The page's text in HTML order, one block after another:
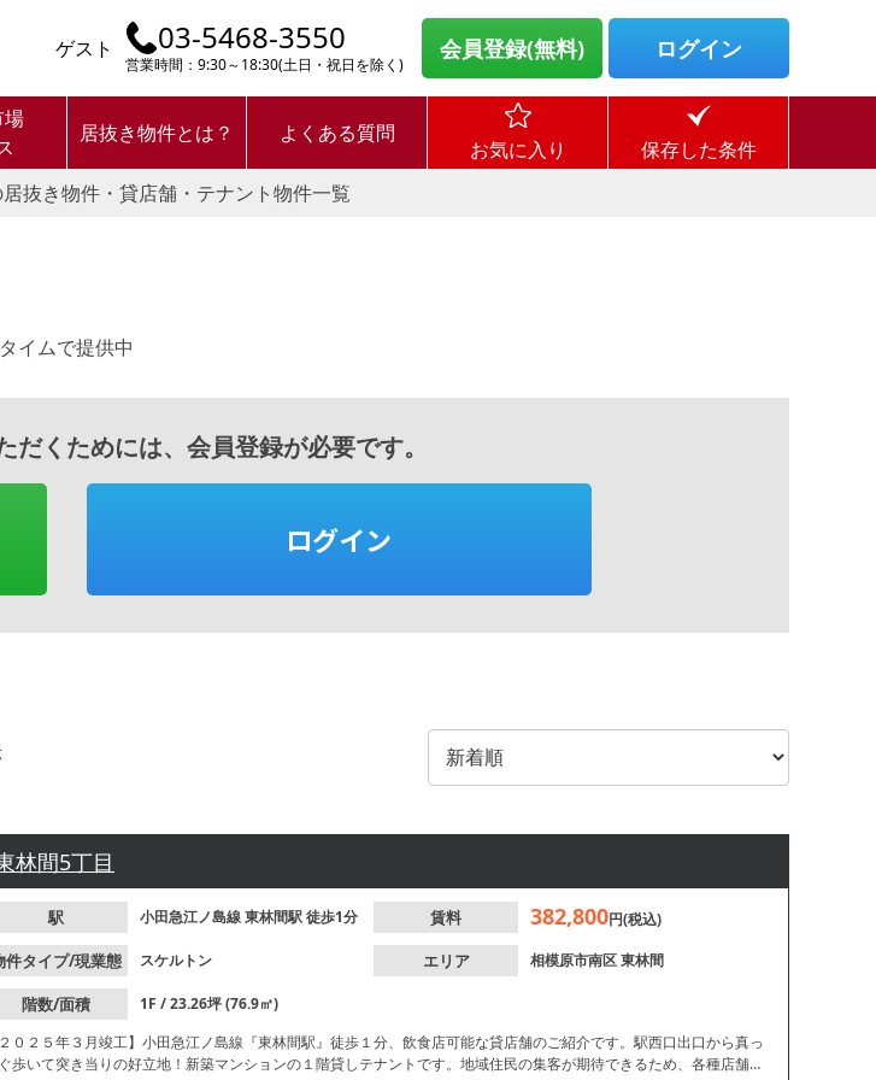
ゲスト 03-5468-3550
営業時間：9:30～18:30(土日・祝日を除く)
会員登録(無料) ログイン
場
居抜き物件とは？ よくある質問
お気に入り
保存した条件
抜き物件・貸店舗・テナント物件一覧
イムで提供中
くためには、会員登録が必要です。
ログイン
林間5丁目
駅 小田急江ノ島線東林間駅徒歩1分 賃料 382,800円(税込)
件タイプ/現業態 スケルトン エリア 相模原市南区東林間
階数/面積
1F / 23.26坪 (76.9㎡)
２０２５年３月竣工】小田急江ノ島線『東林間駅』徒歩１分、飲食店可能な貸店舗のご紹介です。駅西口出口から真っ
歩いて突き当りの好立地！新築マンションの１階貸しテナントです。地域住民の集客が期待できるため、各種店舗や